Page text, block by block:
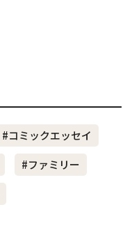
#コミックエッセイ
#ファミリー